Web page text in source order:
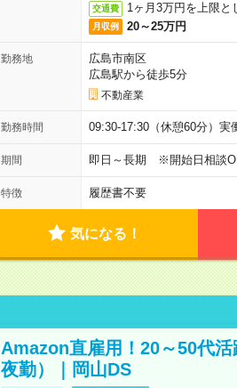
交通費 1ヶ月3万円を上限と
月収例 20～25万円
勤務地
広島市南区
広島駅から徒歩5分
不動産業
勤務時間 09:30-17:30（休憩60分）実
期間 即日～長期 ※開始日相談
特徴 履歴書不要
気になる！
Amazon直雇用！20～50代
夜勤）｜岡山DS